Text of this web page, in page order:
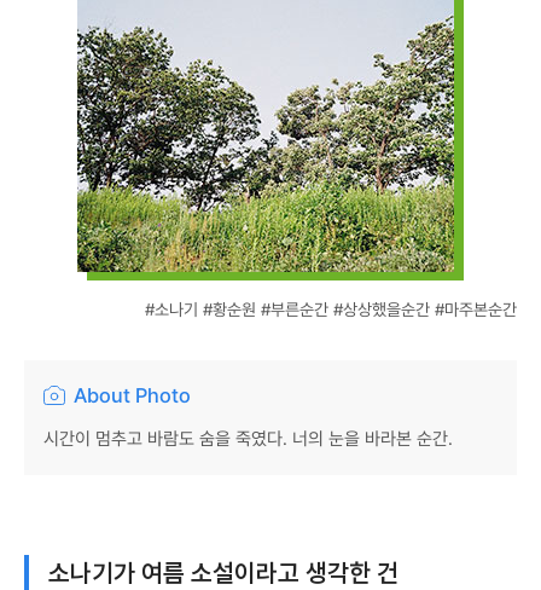
#소나기 #황순원 #부른순간 #상상했을순간 #마주본순간
About Photo
시간이 멈추고 바람도 숨을 죽였다. 너의 눈을 바라본 순간.
소나기가 여름 소설이라고 생각한 건